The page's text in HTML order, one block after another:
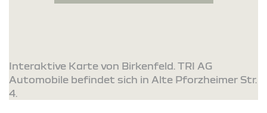
Interaktive Karte von Birkenfeld. TRI AG
Automobile befindet sich in Alte Pforzheimer Str.
4.